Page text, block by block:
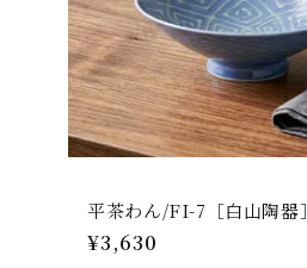
平茶わん/FI-7［白山陶器］
通
¥3,630